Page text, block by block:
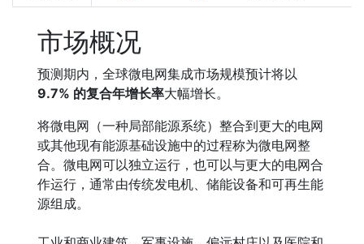
市场概况
预测期内，全球微电网集成市场规模预计将以
9.7% 的复合年增长率大幅增长。
将微电网（一种局部能源系统）整合到更大的电网
或其他现有能源基础设施中的过程称为微电网整
合。微电网可以独立运行，也可以与更大的电网合
作运行，通常由传统发电机、储能设备和可再生能
源组成。